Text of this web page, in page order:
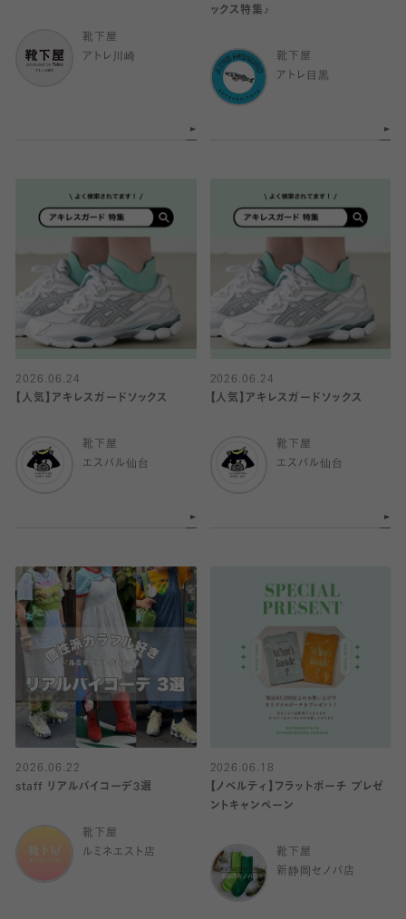
靴下屋
アトレ川崎
ックス特集♪
靴下屋
アトレ目黒
2026.06.24
【人気】アキレスガードソックス
靴下屋
エスパル仙台
2026.06.24
【人気】アキレスガードソックス
靴下屋
エスパル仙台
2026.06.22
staff リアルバイコーデ3選
靴下屋
ルミネエスト店
2026.06.18
【ノベルティ】フラットポーチ プレゼ
ントキャンペーン
靴下屋
新静岡セノバ店